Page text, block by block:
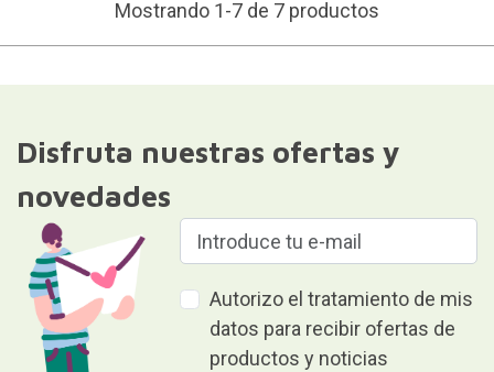
Mostrando 1-7 de 7 productos
Disfruta nuestras ofertas y
novedades
Autorizo el tratamiento de mis
datos para recibir ofertas de
productos y noticias